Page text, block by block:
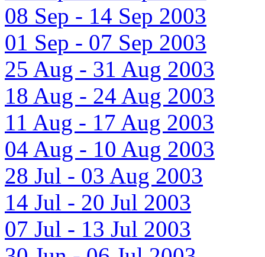
08 Sep - 14 Sep 2003
01 Sep - 07 Sep 2003
25 Aug - 31 Aug 2003
18 Aug - 24 Aug 2003
11 Aug - 17 Aug 2003
04 Aug - 10 Aug 2003
28 Jul - 03 Aug 2003
14 Jul - 20 Jul 2003
07 Jul - 13 Jul 2003